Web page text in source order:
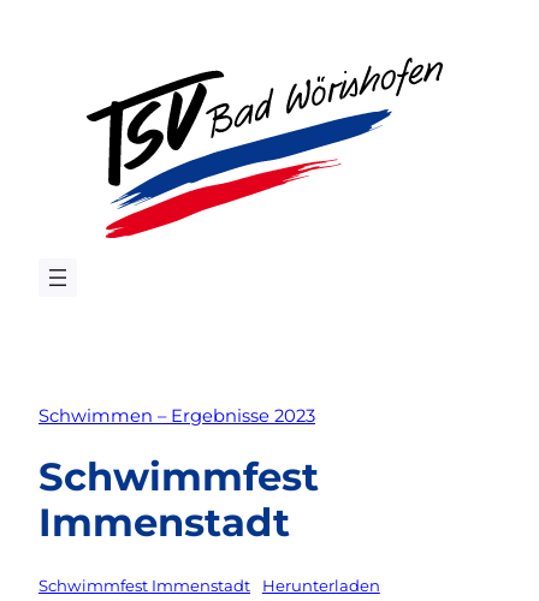
Schwimmen – Ergebnisse 2023
Schwimmfest
Immenstadt
Schwimmfest Immenstadt Herunterladen